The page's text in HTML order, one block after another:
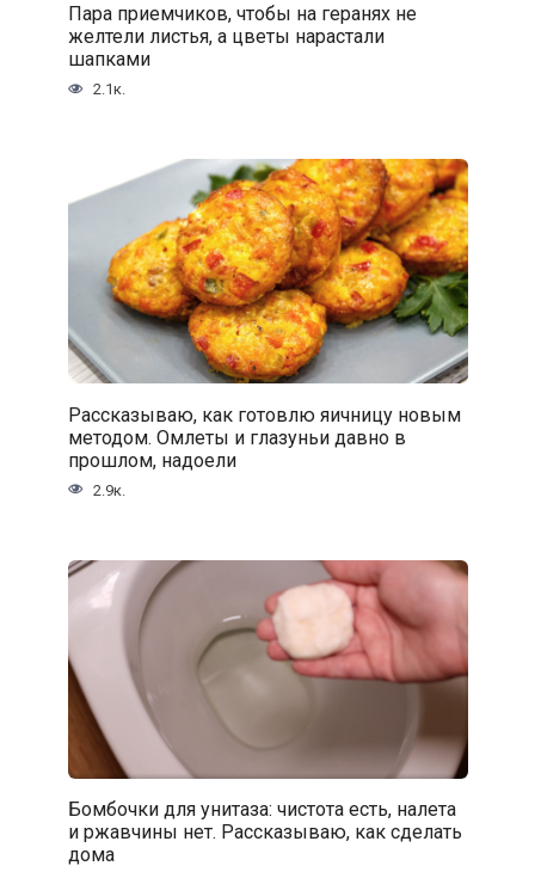
Пара приемчиков, чтобы на геранях не
желтели листья, а цветы нарастали
шапками
2.1к.
Рассказываю, как готовлю яичницу новым
методом. Омлеты и глазуньи давно в
прошлом, надоели
2.9к.
Бомбочки для унитаза: чистота есть, налета
и ржавчины нет. Рассказываю, как сделать
дома